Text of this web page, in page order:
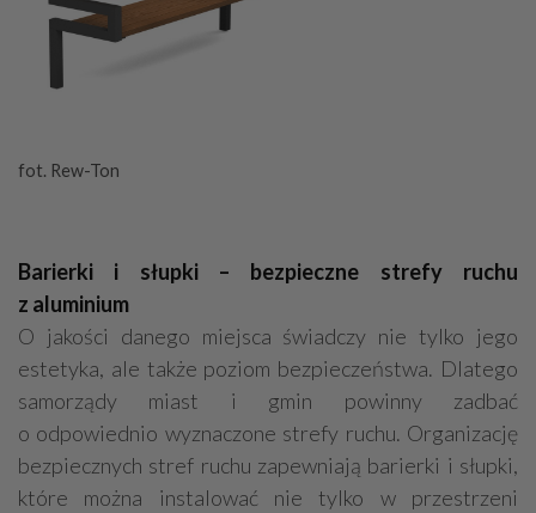
fot. Rew-Ton
Barierki i słupki – bezpieczne strefy ruchu
z aluminium
O jakości danego miejsca świadczy nie tylko jego
estetyka, ale także poziom bezpieczeństwa. Dlatego
samorządy miast i gmin powinny zadbać
o odpowiednio wyznaczone strefy ruchu. Organizację
bezpiecznych stref ruchu zapewniają barierki i słupki,
które można instalować nie tylko w przestrzeni